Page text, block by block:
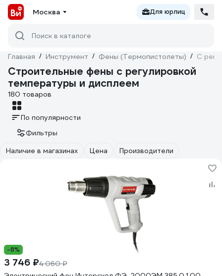
Москва Для юрлиц
Поиск в каталоге
Главная / Инструмент / Фены (Термопистолеты) / С
Строительные фены с регулировкой
температуры и дисплеем
180 товаров
По популярности
Фильтры
Наличие в магазинах
Цена Производители
-8%
3 746 ₽4 060 ₽